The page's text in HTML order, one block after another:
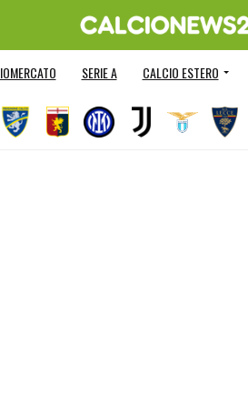
SERIE A CALCIO ESTERO